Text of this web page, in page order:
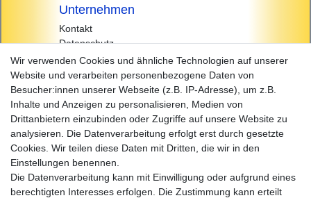
Unternehmen
Kontakt
Datenschutz
AGB
Impressum
Einkaufen
Zahlungsarten
Versandarten & -kosten
Widerrufsrecht
Warenkorb
Zur Kasse
Hilfe
Wir verwenden Cookies und ähnliche Technologien auf unserer
Website und verarbeiten personenbezogene Daten von
Besucher:innen unserer Webseite (z.B. IP-Adresse), um z.B.
Inhalte und Anzeigen zu personalisieren, Medien von
Drittanbietern einzubinden oder Zugriffe auf unsere Website zu
analysieren. Die Datenverarbeitung erfolgt erst durch gesetzte
Cookies. Wir teilen diese Daten mit Dritten, die wir in den
Einstellungen benennen.
Die Datenverarbeitung kann mit Einwilligung oder aufgrund eines
berechtigten Interesses erfolgen. Die Zustimmung kann erteilt